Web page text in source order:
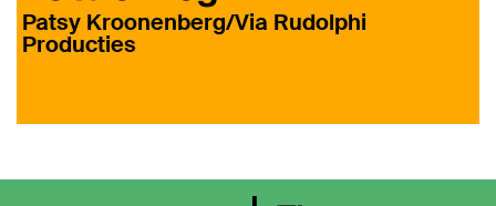
Patsy Kroonenberg/Via Rudolphi
Producties